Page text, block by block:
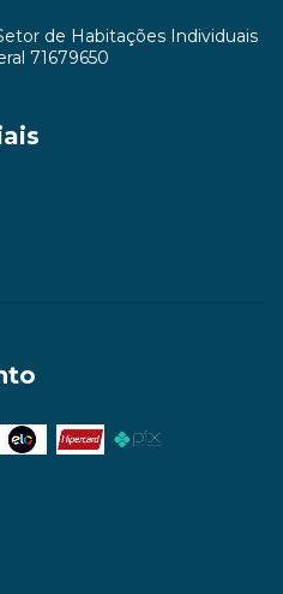
de Habitações Individuais
71679650